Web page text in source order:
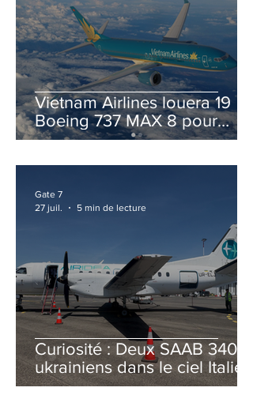
Vietnam Airlines louera 19
Boeing 737 MAX 8 pour
accélérer la modernisation
Curiosité : Deux SAAB 340B
ukrainiens dans le ciel Italien
cet été
Gate 7
27 juil.
5 min de lecture